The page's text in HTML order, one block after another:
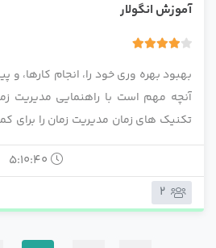
آموزش انگولار
بهبود بهره وری خود را، انجام کارها، و
آنچه مهم است با راهنمایی مدیریت
تکنیک های زمان مدیریت زمان را برای
را بهتر مدیریت می کنند و در نهایت
2